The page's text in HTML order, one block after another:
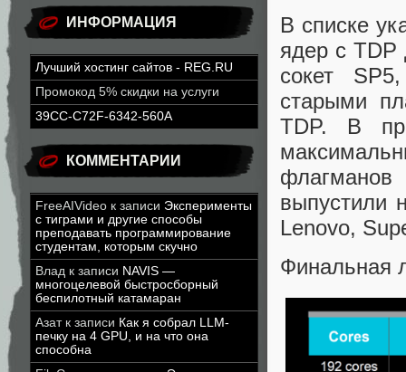
ИНФОРМАЦИЯ
Лучший хостинг сайтов - REG.RU
Промокод 5% скидки на услуги
39CC-C72F-6342-560A
КОММЕНТАРИИ
FreeAIVideo к записи Эксперименты
с тиграми и другие способы
преподавать программирование
студентам, которым скучно
Влад к записи NAVIS —
многоцелевой быстросборный
беспилотный катамаран
Азатк записи Как я собрал LLM-
печку на 4 GPU, и на что она
способна
В списке
ядер с TDP
сокет
старыми
TDP. В
выпустили
Lenovo,
Финальная